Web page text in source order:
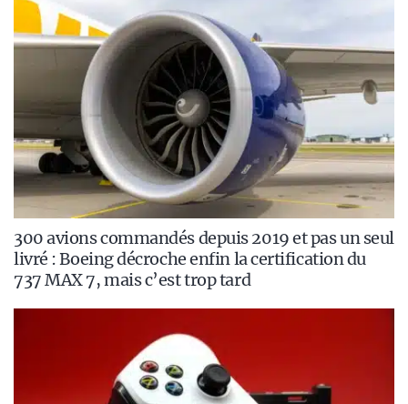
300 avions commandés depuis 2019 et pas un seul
livré : Boeing décroche enfin la certification du
737 MAX 7, mais c’est trop tard